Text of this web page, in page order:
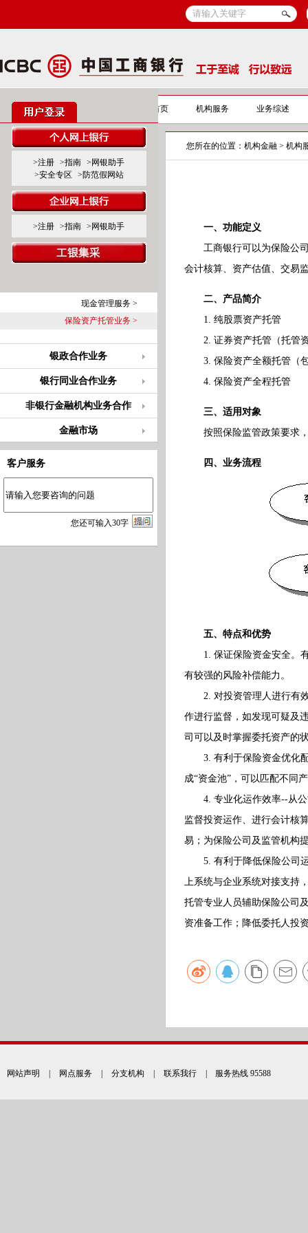
>注册 >指南
>网银助手
>安全专区
>防范假网站
>注册 >指南 >网银助手
机构金融 机构金融首页 机构服务 业务综述
服务导览
银证合作业务
银保合作业务
银行卡服务 >
代理销售保险业务 >
现金管理服务 >
保险资产托管业务 >
银政合作业务
银行同业合作业务
非银行金融机构业务合作
金融市场
客户服务
您还可输入30字
您所在的位置： 机构金融 > 机构
一、功能定义
工商银行可以为保险公司
会计核算、资产估值、交易
二、产品简介
1. 纯股票资产托管
2. 证券资产托管（托管资
3. 保险资产全额托管（包
4. 保险资产全程托管
三、适用对象
按照保险监管政策要求，
四、业务流程
五、特点和优势
1. 保证保险资金安全。有
有较强的风险补偿能力。
2. 对投资管理人进行有效
作进行监督，如发现可疑及
司可以及时掌握委托资产的
3. 有利于保险资金优化配
成“资金池”，可以匹配不同
4. 专业化运作效率--从公
监督投资运作、进行会计核
易；为保险公司及监管机构
5. 有利于降低保险公司运
上系统与企业系统对接支持
托管专业人员辅助保险公司
资准备工作；降低委托人投
网站声明 网点服务 分支机构 联系我行 | 服务热线 95588